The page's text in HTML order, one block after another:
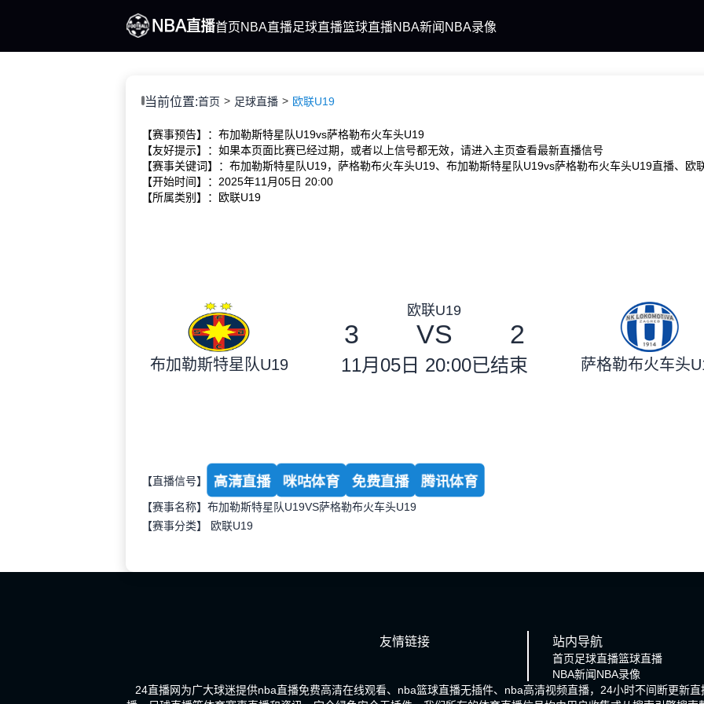
首页NBA直播足球直播篮球直播NBA新闻 NBA录像
当前位置:首页 足球直播 欧联U19
【赛事预告】：布加勒斯特星队U19vs萨格勒布火车头U19
【友好提示】：如果本页面比赛已经过期，或者以上信号都无效，请进入主页查看最新直播信号
【赛事关键词】：布加勒斯特星队U19，萨格勒布火车头U19、布加勒斯特星队U19vs萨格勒布火车头U19直播、欧
【开始时间】：2025年11月05日 20:00
【所属类别】：欧联U19
布加勒斯特星队U19
欧联U19
3 VS 2
11月05日 20:00已结束 萨格勒布火车头
【直播信号】 高清直播 咪咕体育 免费直播 腾讯体育
【赛事名称】布加勒斯特星队U19VS萨格勒布火车头U19
【赛事分类】
欧联U19
友情链接 站内导航
首页足球直播篮球直播
NBA新闻NBA录像
24直播网为广大球迷提供nba直播免费高清在线观看、nba篮球直播无插件、nba高清视频直播，24小时不间断更新